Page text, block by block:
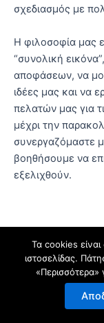
σχεδιασμός με
Η φιλοσοφία μας
“συνολική
αποφάσεων, να
ιδέες μας και να
πελατών μας για
μέχρι την
συνεργαζόμαστε
βοηθήσουμε να
εξελιχθούν.
Copyright © 2026
Τα cookies είναι
ιστοσελίδας.
«Περισσότερα»